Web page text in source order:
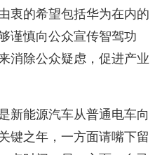
衷的希望包括华为在内的
谨慎向公众宣传智驾功
消除公众疑虑，促进产业
新能源汽车从普通电车向
键之年，一方面请嘴下留